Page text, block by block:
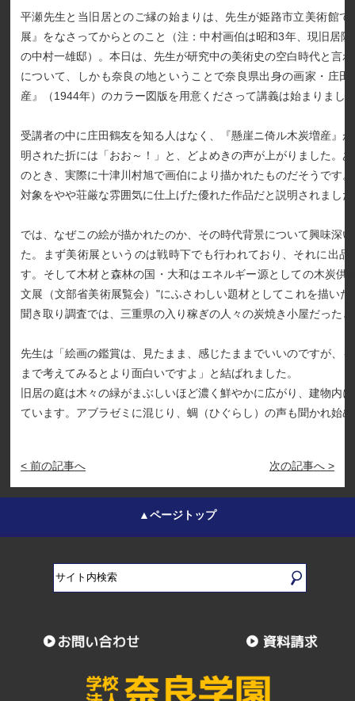
平瀬先生と当旧居とのご縁の始まりは、先生が姫路市立美術館
展』をなさってからとのこと（注：中村画伯は昭和3年、現旧居
の中村一雄邸）。本日は、先生が研究中の美術史の空白時代と言
について、しかも奈良の地ということで奈良県出身の画家・庄
産』（1944年）のカラー図版を用意くださって講義は始まりまし
受講者の中に庄田鶴友を知る人はなく、『懸崖ニ倚ル木炭増産』
明された折には「おお～！」と、どよめきの声が上がりました。
のとき、実際に十津川村旭で画伯により描かれたものだそうです
対象をやや荘厳な雰囲気に仕上げた優れた作品だと説明されまし
では、なぜこの絵が描かれたのか、その時代背景について興味深
た。まず美術展というのは戦時下でも行われており、それに出
す。そして木材と森林の国・大和はエネルギー源としての木炭供
文展（文部省美術展覧会）"にふさわしい題材としてこれを描い
聞き取り調査では、三重県の入り稼ぎの人々の炭焼き小屋だった
先生は「絵画の鑑賞は、見たまま、感じたままでいいのですが、
まで考えてみるとより面白いですよ」と結ばれました。
旧居の庭は木々の緑がまぶしいほど濃く鮮やかに広がり、建物内
ています。アブラゼミに混じり、蜩（ひぐらし）の声も聞かれ始
< 前の記事へ 次の記事へ >
▲ページトップ